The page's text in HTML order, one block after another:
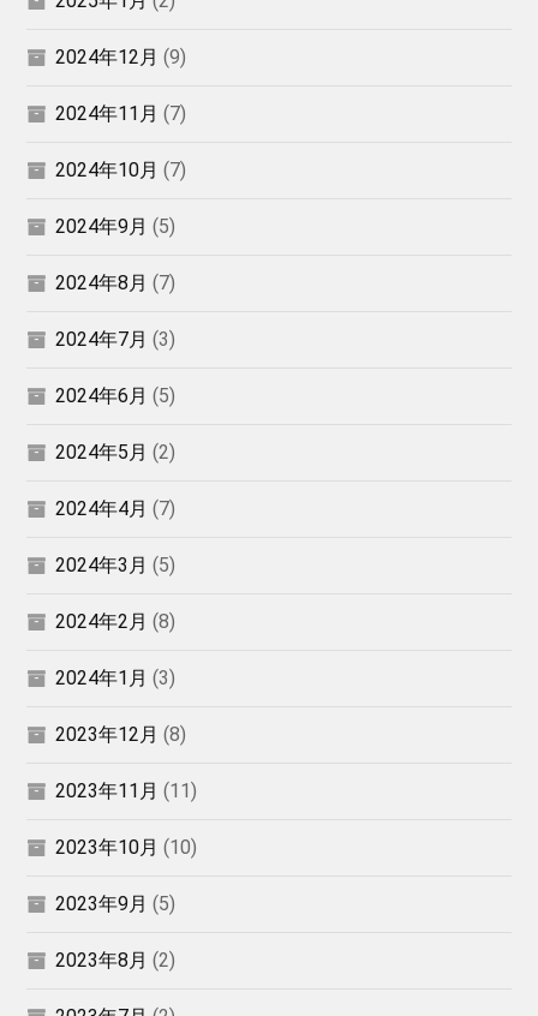
2024年12月 (9)
2024年11月 (7)
2024年10月 (7)
2024年9月 (5)
2024年8月 (7)
2024年7月 (3)
2024年6月 (5)
2024年5月 (2)
2024年4月 (7)
2024年3月 (5)
2024年2月 (8)
2024年1月 (3)
2023年12月 (8)
2023年11月 (11)
2023年10月 (10)
2023年9月 (5)
2023年8月 (2)